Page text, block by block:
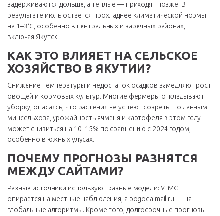
задерживаются дольше, а тёплые — приходят позже. В
результате июль остаётся прохладнее климатической нормы
на 1–3°C, особенно в центральных и заречных районах,
включая Якутск.
КАК ЭТО ВЛИЯЕТ НА СЕЛЬСКОЕ
ХОЗЯЙСТВО В ЯКУТИИ?
Снижение температуры и недостаток осадков замедляют рост
овощей и кормовых культур. Многие фермеры откладывают
уборку, опасаясь, что растения не успеют созреть. По данным
минсельхоза, урожайность ячменя и картофеля в этом году
может снизиться на 10–15% по сравнению с 2024 годом,
особенно в южных улусах.
ПОЧЕМУ ПРОГНОЗЫ РАЗНЯТСЯ
МЕЖДУ САЙТАМИ?
Разные источники используют разные модели: УГМС
опирается на местные наблюдения, а pogoda.mail.ru — на
глобальные алгоритмы. Кроме того, долгосрочные прогнозы